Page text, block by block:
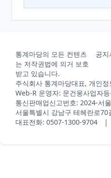
통계마당의 모든 컨텐츠
는 저작권법에 의거 보호
받고 있습니다.
공지
주식회사 통계마당대표, 개인정
Web-R 운영자: 문건웅사업자
통신판매업신고번호: 2024-서
서울특별시 강남구 테헤란로
대표전화: 0507-1300-9704